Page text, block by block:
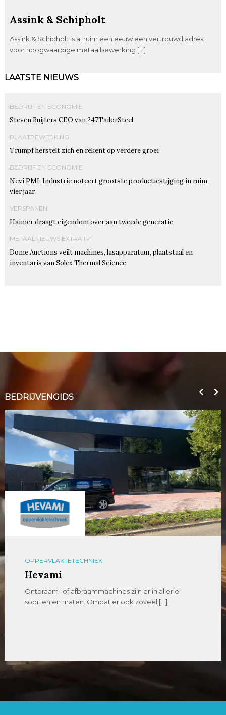
Assink & Schipholt
Assink & Schipholt is al ruim een eeuw een vertrouwd adres
voor hoogwaardige metaalbewerking […]
LAATSTE NIEUWS
BEDRIJF EN ECONOMIE
Steven Ruijters CEO van 247TailorSteel
PLAATBEWERKING
Trumpf herstelt zich en rekent op verdere groei
BEDRIJF EN ECONOMIE
Nevi PMI: Industrie noteert grootste productiestijging in ruim
vier jaar
VERSPANEN
Haimer draagt eigendom over aan tweede generatie
METAALNIEUWS EXTRA IM
Dome Auctions veilt machines, lasapparatuur, plaatstaal en
inventaris van Solex Thermal Science
BEDRIJVENGIDS
PLAATBEWERKING
Plaatweb.Online
Wij zijn Plaatweb, uw partner voor lasersnijden Orders
worden uitgevoerd door Metaalbedrijf Baas. Wij […]